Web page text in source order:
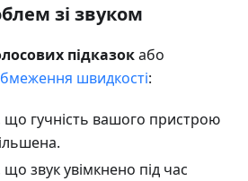
зі звуком
підказокабо
швидкості:
що гучність вашого пристрою
звук увімкнено під час